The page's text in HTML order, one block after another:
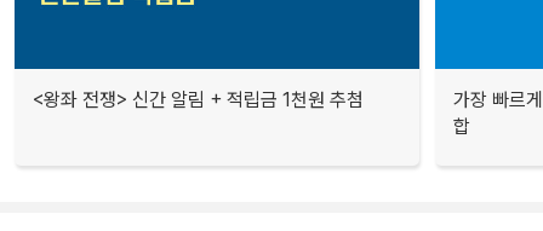
<왕좌 전쟁> 신간 알림 + 적립금 1천원 추첨
가장 빠르
합